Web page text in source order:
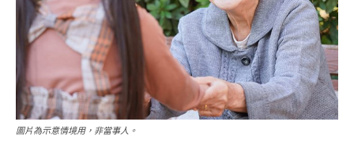
圖片為示意情境用，非當事人。